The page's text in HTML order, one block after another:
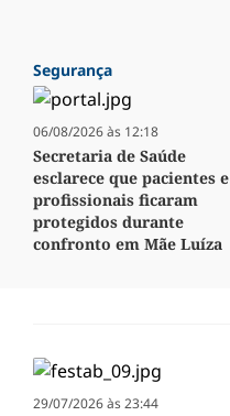
Segurança
06/08/2026 às 12:18
Secretaria de Saúde
esclarece que pacientes e
profissionais ficaram
protegidos durante
confronto em Mãe Luíza
29/07/2026 às 23:44